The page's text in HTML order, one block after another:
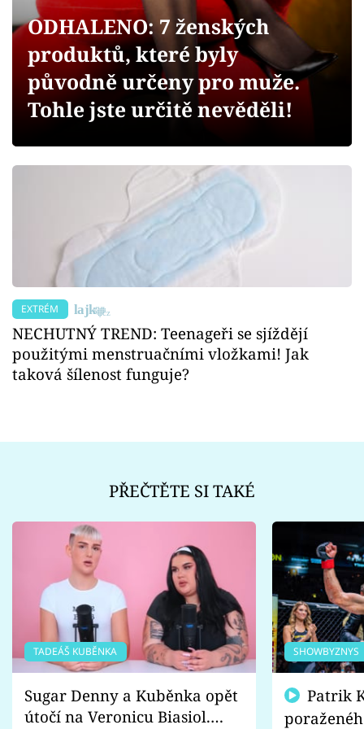
Sledujte prima+
ODHALENO: 7 ženských
produktů, které byly
původně určeny pro muže.
Tohle jste určitě nevěděli!
EXTRÉM
NECHUTNÝ TREND: Teenageři se sjíždějí
použitými menstruačními vložkami! Jak
taková šílenost funguje?
PŘEČTĚTE SI TAKÉ
TADEÁŠ KUBĚNKA
Sugar Denny a Kuběnka opět
útočí na Veronicu Biasiol.
SHOWBYZNYS